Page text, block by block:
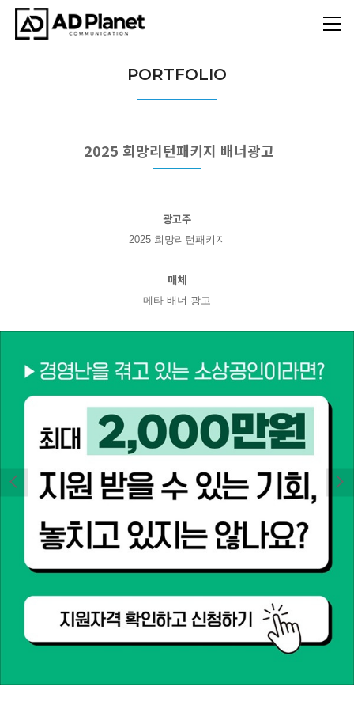
PORTFOLIO
2025 희망리턴패키지 배너광고
광고주
2025 희망리턴패키지
매체
메타 배너 광고